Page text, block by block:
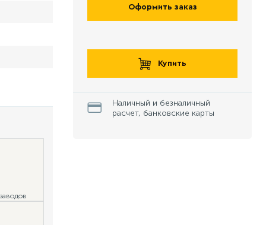
Оформить заказ
Купить
Наличный и безналичный
расчет, банковские карты